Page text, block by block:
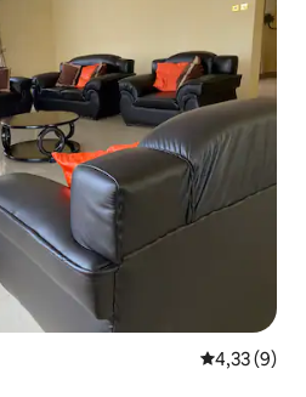
Évaluation
4,33 (9)